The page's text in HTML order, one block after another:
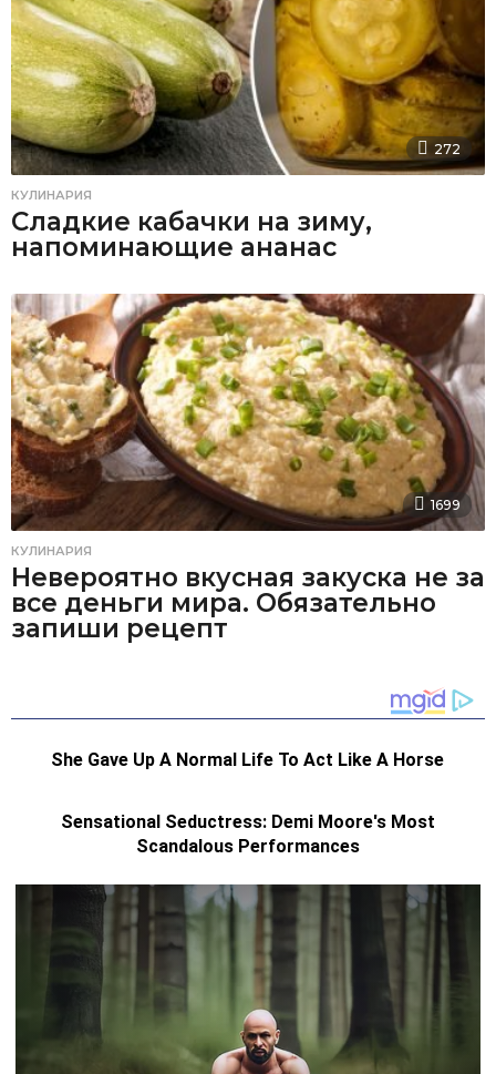
272
КУЛИНАРИЯ
Сладкие кабачки на зиму,
напоминающие ананас
1699
КУЛИНАРИЯ
Невероятно вкусная закуска не за
все деньги мира. Обязательно
запиши рецепт